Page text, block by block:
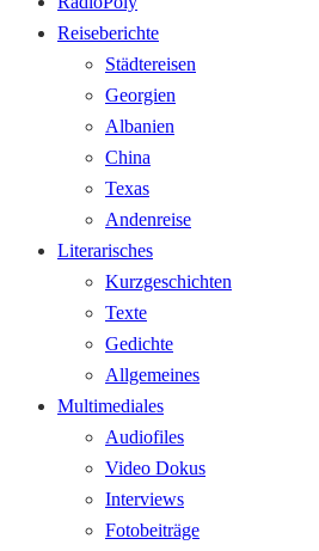
Reiseberichte
Städtereisen
Georgien
Albanien
China
Texas
Andenreise
Literarisches
Kurzgeschichten
Texte
Gedichte
Allgemeines
Multimediales
Audiofiles
Video Dokus
Interviews
Fotobeiträge